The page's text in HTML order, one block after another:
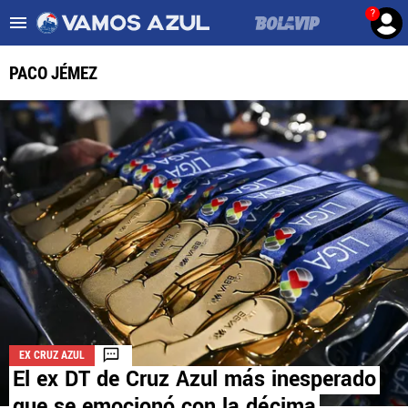
?
Es tendencia
ULTIMAS NOTICIAS
LEAGUES CUP
LIGA MX
FEMENIL
FUERZAS BÁSICAS
MERCADO DE FICHAJES
OPINIÓN
PACO JÉMEZ
EX CRUZ AZUL
El ex DT de Cruz Azul más inesperado